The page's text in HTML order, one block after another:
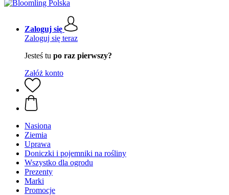
Zaloguj się
Zaloguj się teraz
Jesteś tu po raz pierwszy?
Załóż konto
Nasiona
Ziemia
Uprawa
Doniczki i pojemniki na rośliny
Wszystko dla ogrodu
Prezenty
Marki
Promocje